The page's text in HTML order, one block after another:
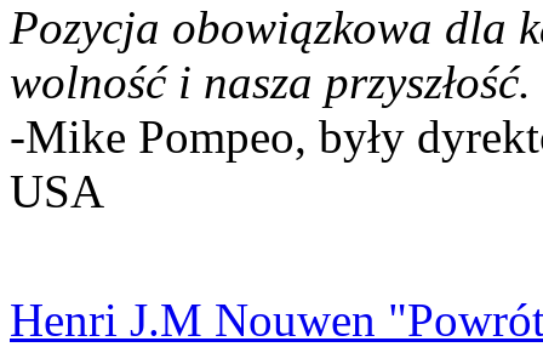
Pozycja obowiązkowa dla
wolność i nasza przyszłość.
-Mike Pompeo, były
USA
Henri J.M Nouwen